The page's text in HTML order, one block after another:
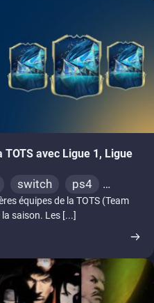
TOTS avec Ligue 1, Ligue
switch
ps4
équipes de la TOTS (Team
saison. Les [...]